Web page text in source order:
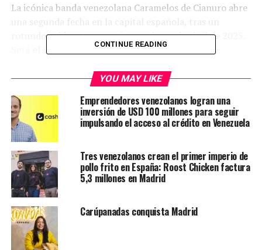
La icónica banda venezolana Caramelos de Cianuro abre
una segunda fecha en la capital española, tras un
rotundo sold out con su gira en el mes de abril de 2025.
el 23 de abril
en la mítica sala La Riviera de
De la mano de la productora de conciertos
internacionales La Sordera, la banda de rock traerá a sus
show en España sus éxitos: ‘La Casa’, ‘Último Polvo’,
‘Verónica’, ‘Rubia Sol Morena Luna’, ‘Las Estrellas’,
entre otras, para el disfrute de los presentes.
CONTINUE READING
YOU MAY LIKE
Emprendedores venezolanos logran una
inversión de USD 100 millones para seguir
impulsando el acceso al crédito en Venezuela
Tres venezolanos crean el primer imperio de
pollo frito en España: Roost Chicken factura
5,3 millones en Madrid
Carúpanadas conquista Madrid